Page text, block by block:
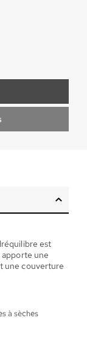
est
apporte une
une couverture
à sèches